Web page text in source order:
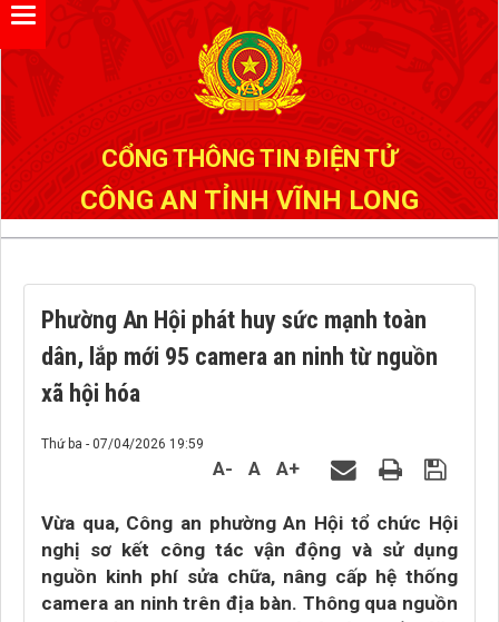
CỔNG THÔNG TIN ĐIỆN TỬ
CÔNG AN TỈNH VĨNH LONG
Phường An Hội phát huy sức mạnh toàn
dân, lắp mới 95 camera an ninh từ nguồn
xã hội hóa
Thứ ba - 07/04/2026 19:59
A- A A+
Vừa qua, Công an phường An Hội tổ chức Hội
nghị sơ kết công tác vận động và sử dụng
nguồn kinh phí sửa chữa, nâng cấp hệ thống
camera an ninh trên địa bàn. Thông qua nguồn